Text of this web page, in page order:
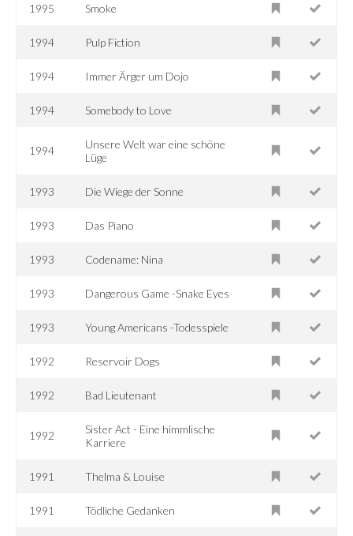
1995 Smoke
1994 Pulp Fiction
1994 Immer Ärger um Dojo
1994 Somebody to Love
1994
Unsere Welt war eine schöne
Lüge
1993 Die Wiege der Sonne
1993 Das Piano
1993 Codename: Nina
1993 Dangerous Game -Snake Eyes
1993 Young Americans -Todesspiele
1992 Reservoir Dogs
1992 Bad Lieutenant
1992
Sister Act - Eine himmlische
Karriere
1991 Thelma & Louise
1991 Tödliche Gedanken